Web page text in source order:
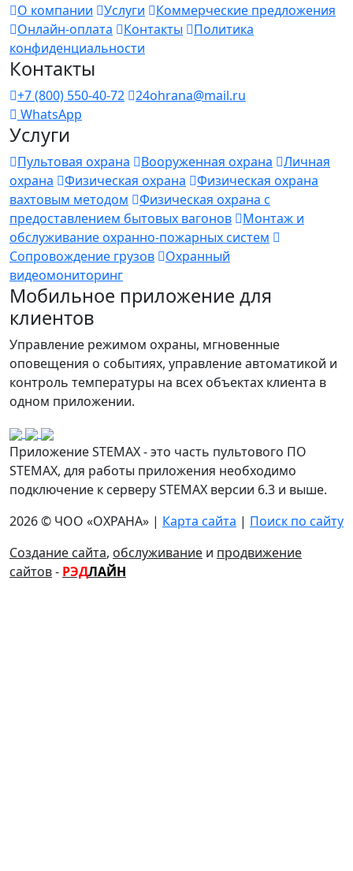
О компании Услуги
Коммерческие предложения
Онлайн-оплата
Контакты
Политика
конфиденциальности
Контакты
+7 (800) 550-40-72
24ohrana@mail.ru
WhatsApp
Услуги
Пультовая охрана Вооруженная охрана
Личная
охрана
Физическая охрана
Физическая охрана
вахтовым методом
Физическая охрана с
предоставлением бытовых вагонов
Монтаж и
обслуживание охранно-пожарных систем
Сопровождение грузов
Охранный
видеомониторинг
Мобильное приложение для
клиентов
Управление режимом охраны, мгновенные
оповещения о событиях, управление автоматикой и
контроль температуры на всех объектах клиента в
одном приложении.
Приложение STEMAX - это часть пультового ПО
STEMAX, для работы приложения необходимо
подключение к серверу STEMAX версии 6.3 и выше.
2026 © ЧОО «ОХРАНА» | Карта сайта | Поиск по сайту
Создание сайта, обслуживание и продвижение
сайтов- РЭДЛАЙН